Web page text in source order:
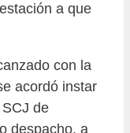
a que
con la
acordó instar
de
despacho, a